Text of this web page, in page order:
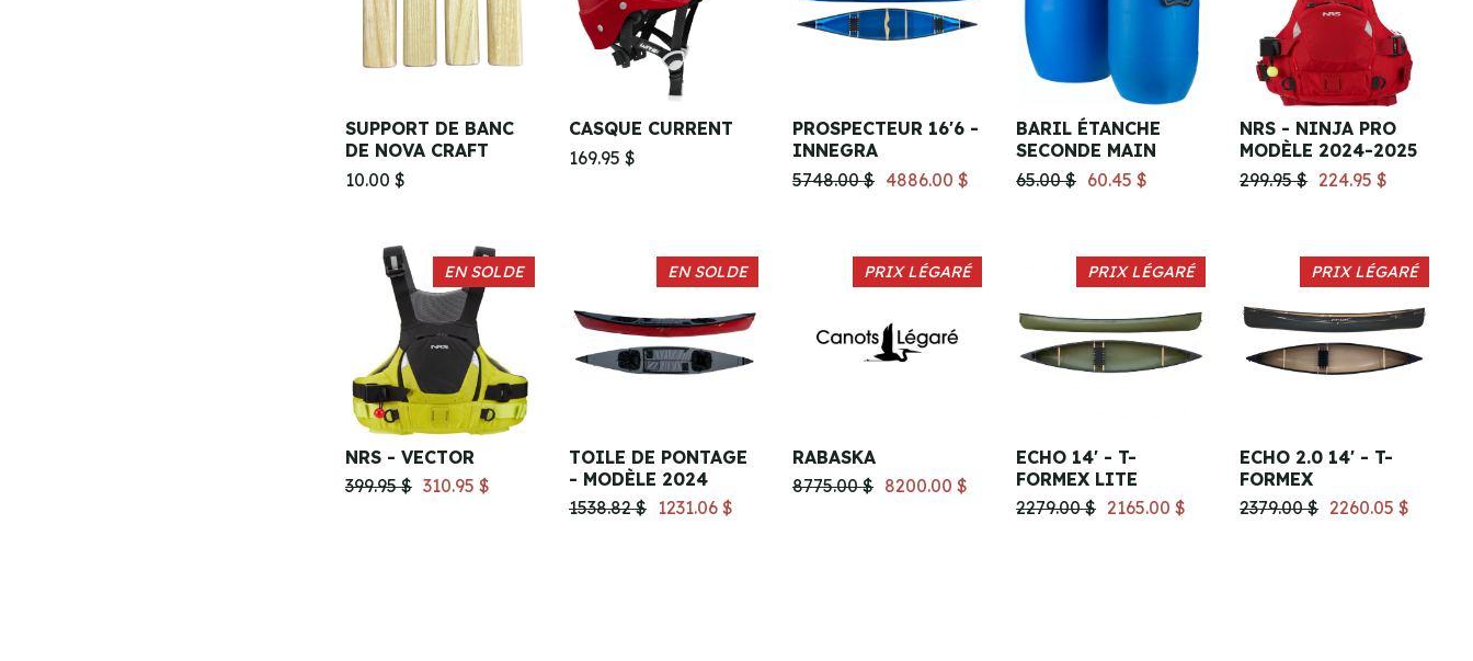
SUPPORT DE BANC
DE NOVA CRAFT
10.00 $
CASQUE CURRENT
169.95 $
PROSPECTEUR 16'6 -
INNEGRA
5748.00 $ 4886.00 $
BARIL ÉTANCHE
SECONDE MAIN
65.00 $ 60.45 $
NRS - NINJA PRO
MODÈLE 2024-2025
299.95 $ 224.95 $
EN SOLDE
NRS - VECTOR
399.95 $ 310.95 $
EN SOLDE
TOILE DE PONTAGE
- MODÈLE 2024
1538.82 $ 1231.06 $
PRIX LÉGARÉ
RABASKA
8775.00 $ 8200.00 $
PRIX LÉGARÉ
ECHO 14' - T-
FORMEX LITE
2279.00 $ 2165.00 $
PRIX LÉGARÉ
ECHO 2.0 14' - T-
FORMEX
2379.00 $ 2260.05 $